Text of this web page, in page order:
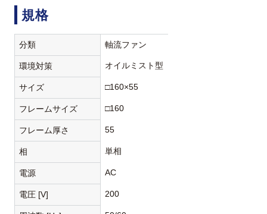
規格
分類 軸流ファン
環境対策 オイルミスト型
サイズ □160×55
フレームサイズ □160
フレーム厚さ 55
相 単相
電源 AC
電圧 [V] 200